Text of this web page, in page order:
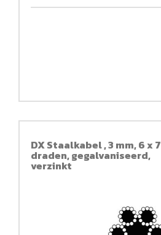
DX Staalkabel , 3 mm, 6 x 7
draden, gegalvaniseerd,
verzinkt